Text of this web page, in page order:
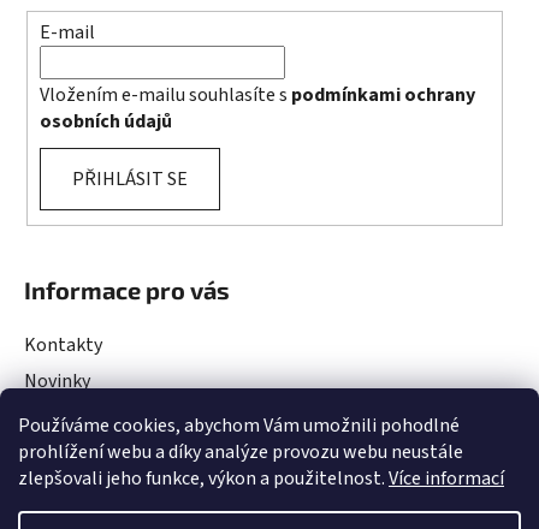
Používáme cookies, abychom Vám umožnili pohodlné
prohlížení webu a díky analýze provozu webu neustále
zlepšovali jeho funkce, výkon a použitelnost.Více informací
E-mail
Vložením e-mailu souhlasíte s podmínkami ochrany
osobních údajů
PŘIHLÁSIT SE
Informace pro vás
Kontakty
Novinky
Rady a Tipy
Obchodní podmínky
Podmínky ochrany osobních údajů